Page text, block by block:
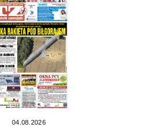
04.08.2026